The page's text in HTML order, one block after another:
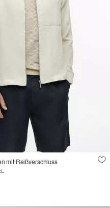
mit Reißverschluss